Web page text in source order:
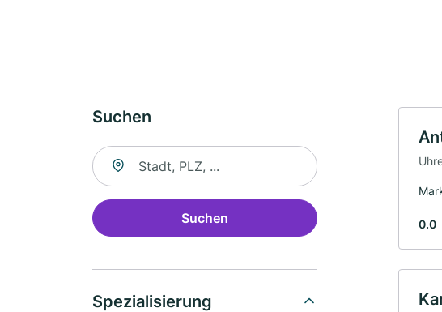
Suchen
Suche nach Ort
Suchen
Spezialisierung
0.0